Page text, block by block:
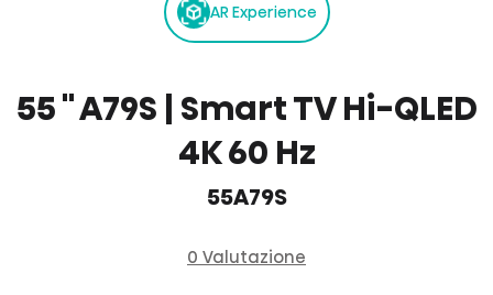
AR Experience
55 '' A79S | Smart TV Hi-QLED
4K 60 Hz
55A79S
0 Valutazione